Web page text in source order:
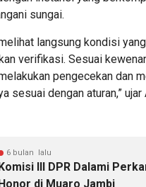
sungai.
langsung kondisi
verifikasi. Sesuai
pengecekan dan
sesuai dengan aturan,” ujar
6 bulan lalu
Komisi III DPR Dalami
Honor di Muaro Jambi